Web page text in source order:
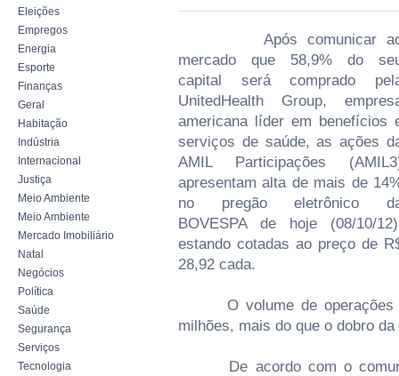
Eleições
Empregos
Energia
Esporte
Finanças
Geral
Habitação
Indústria
Internacional
Justiça
Meio Ambiente
Meio Ambiente
Mercado Imobiliário
Natal
Negócios
Política
Saúde
Segurança
Serviços
Tecnologia
Após comunicar
mercado que 58,9% do
capital será comprado
UnitedHealth Group,
americana líder em benefícios
serviços de saúde, as ações
AMIL Participações
apresentam alta de mais de
no pregão eletrônico
BOVESPA de hoje (08/10/
estando cotadas ao preço de
28,92 cada.
O volume de operações
milhões, mais do que o dobro
De acordo com o